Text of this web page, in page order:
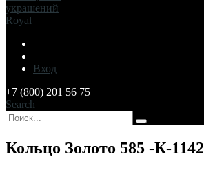
Вход
+7 (800) 201 56 75
Search
Кольцо Золото 585 -К-1142